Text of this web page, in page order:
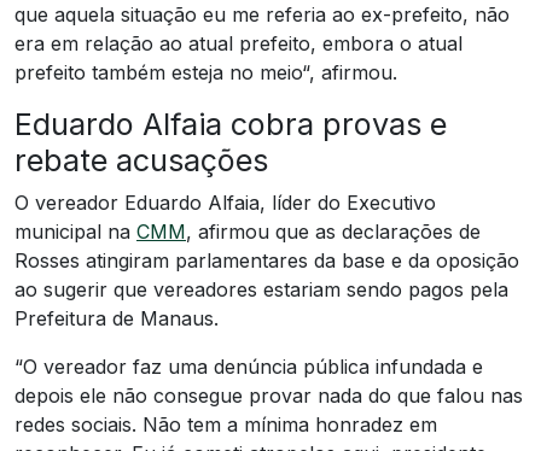
que aquela situação eu me referia ao ex-prefeito, não
era em relação ao atual prefeito, embora o atual
prefeito também esteja no meio“, afirmou.
Eduardo Alfaia cobra provas e
rebate acusações
O vereador Eduardo Alfaia, líder do Executivo
municipal na CMM, afirmou que as declarações de
Rosses atingiram parlamentares da base e da oposição
ao sugerir que vereadores estariam sendo pagos pela
Prefeitura de Manaus.
“O vereador faz uma denúncia pública infundada e
depois ele não consegue provar nada do que falou nas
redes sociais. Não tem a mínima honradez em